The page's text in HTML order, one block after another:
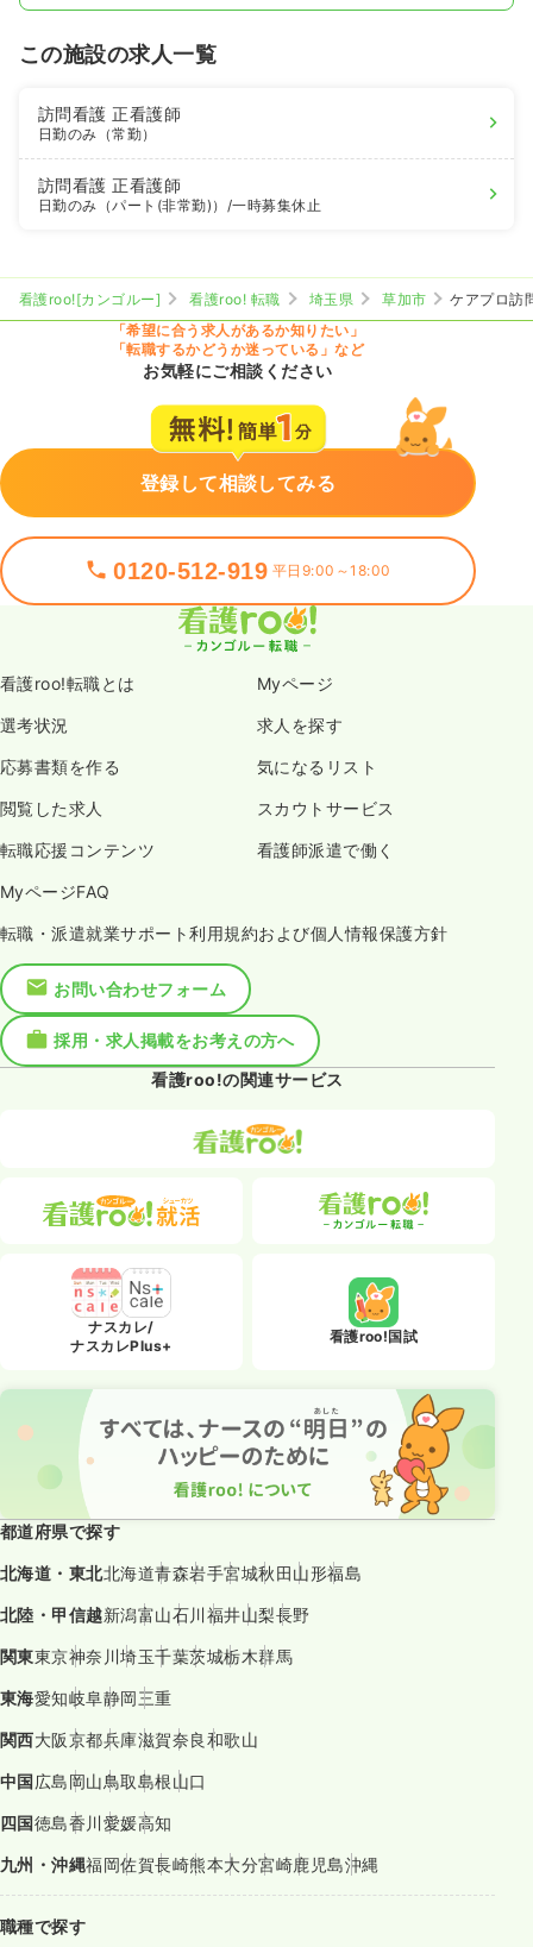
この施設の求人一覧
訪問看護正看護師
日勤のみ（常勤）
訪問看護正看護師
日勤のみ（パート(非常勤)） /一時募集休止
看護roo![カンゴルー] 看護roo! 転職 埼玉県 草加市
ケアプロ訪
「希望に合う求人があるか知りたい」
「転職するかどうか迷っている」など
お気軽にご相談ください
登録して相談してみる
0120-512-919 平日9:00～18:00
看護roo!転職とは Myページ
選考状況 求人を探す
応募書類を作る 気になるリスト
閲覧した求人 スカウトサービス
転職応援コンテンツ 看護師派遣で働く
MyページFAQ
転職・派遣就業サポート利用規約および個人情報保護方針
お問い合わせフォーム
採用・求人掲載をお考えの方へ
看護roo!の関連サービス
ナスカレ/
ナスカレPlus+
看護roo!国試
都道府県で探す
北海道・東北北海道青森岩手宮城秋田山形福島
北陸・甲信越新潟富山石川福井山梨長野
関東東京神奈川埼玉千葉茨城栃木群馬
東海愛知岐阜静岡三重
関西大阪京都兵庫滋賀奈良和歌山
中国広島岡山鳥取島根山口
四国徳島香川愛媛高知
九州・沖縄福岡佐賀長崎熊本大分宮崎鹿児島沖縄
職種で探す